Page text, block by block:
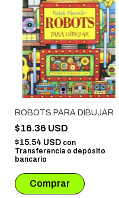
ROBOTS PARA DIBUJAR
$16.36 USD
$15.54 USD con
Transferencia o depósito
bancario